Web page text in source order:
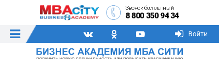
Звонок бесплатный
8 800 350 94 34
Войти